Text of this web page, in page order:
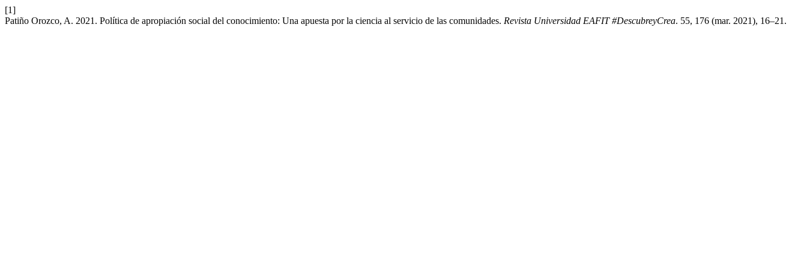
[1]
Patiño Orozco, A. 2021. Política de apropiación social del conocimiento: Una apuesta por la ciencia al servicio de las comunidades. Revista Universidad EAFIT #DescubreyCrea. 55, 176 (mar. 2021), 16–21.